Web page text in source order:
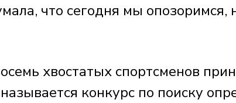
что сегодня мы опозоримся,
хвостатых спортсменов
конкурс по поиску